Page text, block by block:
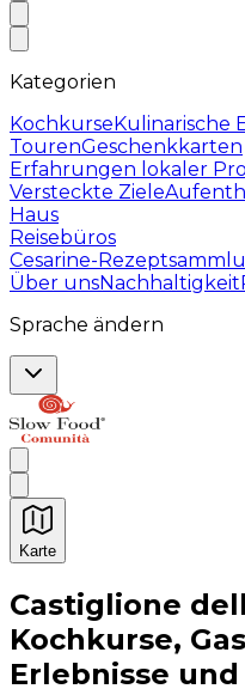
Kategorien
KochkurseKulinarische
TourenGeschenkkarten
Erfahrungen lokaler
Versteckte Ziele
Haus
Reisebüros
Cesarine-
Über unsNachhaltigkeit
Sprache ändern
Karte
Unvergessliche
Castiglione
Kochkurse,
Erlebnisse